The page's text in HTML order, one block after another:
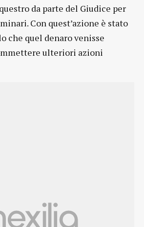
da parte del Giudice per
Con quest’azione è stato
che quel denaro venisse
ulteriori azioni